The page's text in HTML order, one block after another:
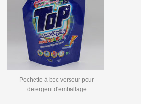
Pochette à bec verseur pour
détergent d'emballage